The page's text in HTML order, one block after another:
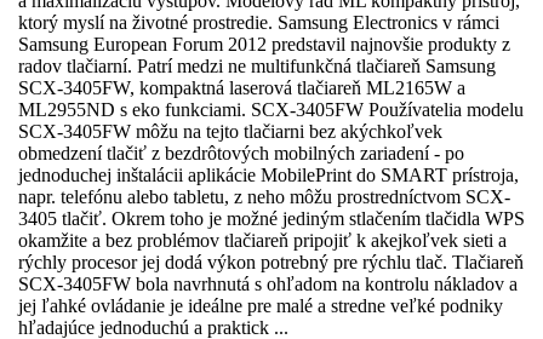
ktorý myslí na životné prostredie. Samsung Electronics v rámci
Samsung European Forum 2012 predstavil najnovšie produkty z
radov tlačiarní. Patrí medzi ne multifunkčná tlačiareň Samsung
SCX-3405FW, kompaktná laserová tlačiareň ML2165W a
ML2955ND s eko funkciami. SCX-3405FW Používatelia modelu
SCX-3405FW môžu na tejto tlačiarni bez akýchkoľvek
obmedzení tlačiť z bezdrôtových mobilných zariadení - po
jednoduchej inštalácii aplikácie MobilePrint do SMART prístroja,
napr. telefónu alebo tabletu, z neho môžu prostredníctvom SCX-
3405 tlačiť. Okrem toho je možné jediným stlačením tlačidla WPS
okamžite a bez problémov tlačiareň pripojiť k akejkoľvek sieti a
rýchly procesor jej dodá výkon potrebný pre rýchlu tlač. Tlačiareň
SCX-3405FW bola navrhnutá s ohľadom na kontrolu nákladov a
jej ľahké ovládanie je ideálne pre malé a stredne veľké podniky
hľadajúce jednoduchú a praktick ...